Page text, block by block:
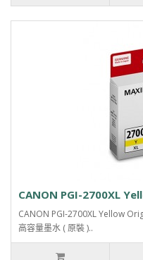
CANON PGI-2700XL
CANON PGI-2700XL Yellow
高容量墨水 ( 原裝 )..